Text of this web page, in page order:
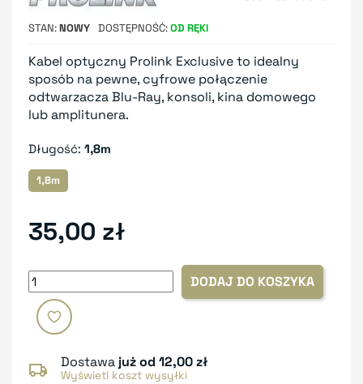
STAN NOWY DOSTĘPNOŚĆ OD RĘKI
Kabel optyczny Prolink Exclusive to idealny
sposób na pewne, cyfrowe połączenie
odtwarzacza Blu-Ray, konsoli, kina domowego
lub amplitunera.
Długość: 1,8m
1,8m
35,00 zł
DODAJ DO KOSZYKA
Dostawa już od 12,00 zł
Wyświetl koszt wysyłki